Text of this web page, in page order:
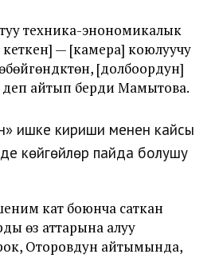
техника-энономикалык
кеткен] — [камера] коюлуучу
[долбоордун]
деп айтып берди Мамытова.
ишке кириши менен кайсы
көйгөйлөр пайда болушу
кат боюнча саткан
өз аттарына алуу
Оторовдун айтымында,